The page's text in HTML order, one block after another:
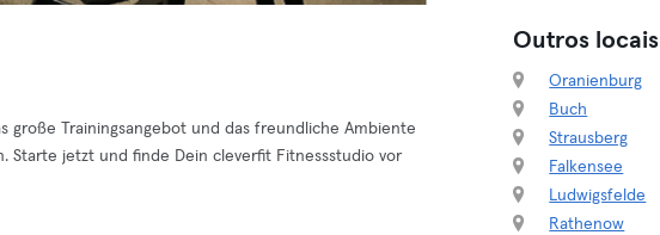
große Trainingsangebot und das freundliche Ambiente
Starte jetzt und finde Dein cleverfit Fitnessstudio vor
Outros locais
Oranienburg
Buch
Strausberg
Falkensee
Ludwigsfelde
Rathenow